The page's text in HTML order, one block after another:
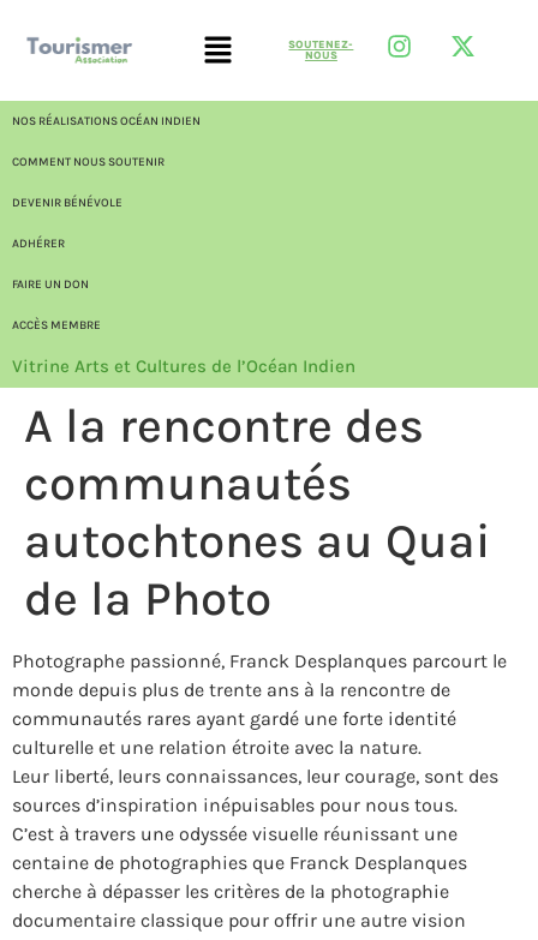
SOUTENEZ-
NOUS
NOS RÉALISATIONS OCÉAN INDIEN
COMMENT NOUS SOUTENIR
DEVENIR BÉNÉVOLE
ADHÉRER
FAIRE UN DON
ACCÈS MEMBRE
Vitrine Arts et Cultures de l’Océan Indien
A la rencontre des
communautés
autochtones au Quai
de la Photo
Photographe passionné, Franck Desplanques parcourt le
monde depuis plus de trente ans à la rencontre de
communautés rares ayant gardé une forte identité
culturelle et une relation étroite avec la nature.
Leur liberté, leurs connaissances, leur courage, sont des
sources d’inspiration inépuisables pour nous tous.
C’est à travers une odyssée visuelle réunissant une
centaine de photographies que Franck Desplanques
cherche à dépasser les critères de la photographie
documentaire classique pour offrir une autre vision